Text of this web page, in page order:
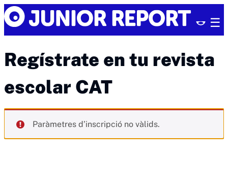
Skip
to
content
Junior
Report
Regístrate en tu revista
escolar CAT
Paràmetres d’inscripció no vàlids.